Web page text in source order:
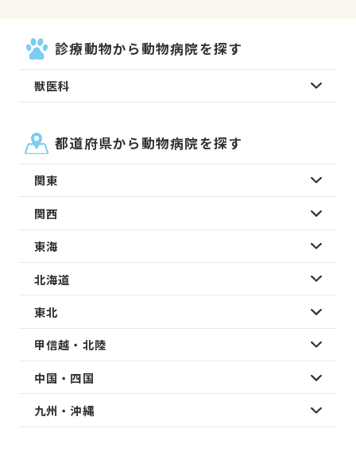
診療動物から動物病院を探す
獣医科
都道府県から動物病院を探す
関東
関西
東海
北海道
東北
甲信越・北陸
中国・四国
九州・沖縄